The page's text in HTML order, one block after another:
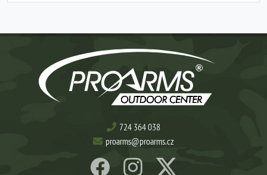
724 364 038
proarms@proarms.cz